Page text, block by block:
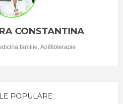
...
CONSTANTINA
familie, Apifitoterapie
POPULARE